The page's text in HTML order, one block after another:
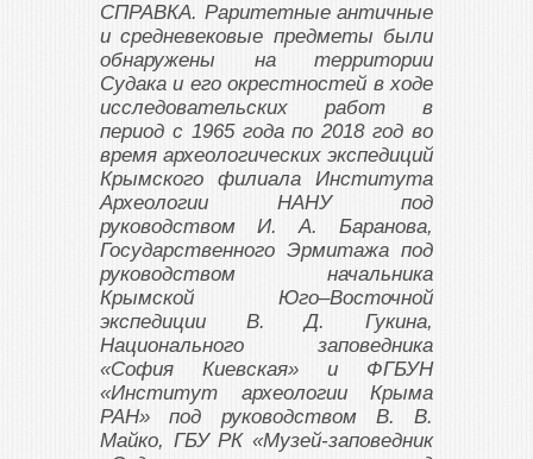
СПРАВКА. Раритетные античные
и средневековые предметы были
обнаружены на территории
Судака и его окрестностей в ходе
исследовательских работ в
период с 1965 года по 2018 год во
время археологических экспедиций
Крымского филиала Института
Археологии НАНУ под
руководством И. А. Баранова,
Государственного Эрмитажа под
руководством начальника
Крымской Юго–Восточной
экспедиции В. Д. Гукина,
Национального заповедника
«София Киевская» и ФГБУН
«Институт археологии Крыма
РАН» под руководством В. В.
Майко, ГБУ РК «Музей-заповедник